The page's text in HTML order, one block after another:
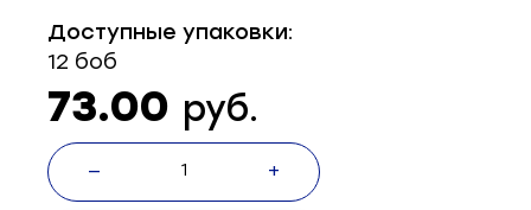
Доступные упаковки:
12 боб
73.00 руб.
— +